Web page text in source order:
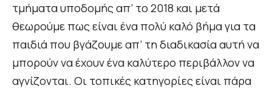
τμήματα υποδομής απ’ το 2018 και μετά
θεωρούμε πως είναι ένα πολύ καλό βήμα για τα
παιδιά που βγάζουμε απ’ τη διαδικασία αυτή να
μπορούν να έχουν ένα καλύτερο περιβάλλον να
αγνίζονται. Οι τοπικές κατηγορίες είναι πάρα